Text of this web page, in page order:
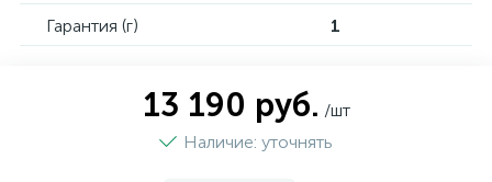
Гарантия (г)
1
13 190 руб. /шт
Наличие: уточнять